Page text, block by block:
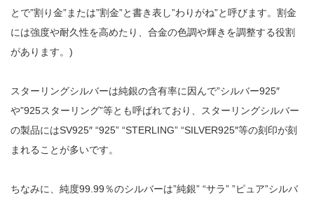
とで”割り金”または”割金”と書き表し”わりがね”と呼びます。割金
には強度や耐久性を高めたり、合金の色調や輝きを調整する役割
があります。)
スターリングシルバーは純銀の含有率に因んで”シルバー925″
や”925スターリング”等とも呼ばれており、スターリングシルバー
の製品にはSV925″ “925” “STERLING” “SILVER925″等の刻印が刻
まれることが多いです。
ちなみに、純度99.99％のシルバーは”純銀” “サラ” ”ピュア”シルバ